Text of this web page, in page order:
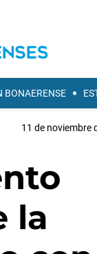
BONAERENSE
11 de noviembre
la